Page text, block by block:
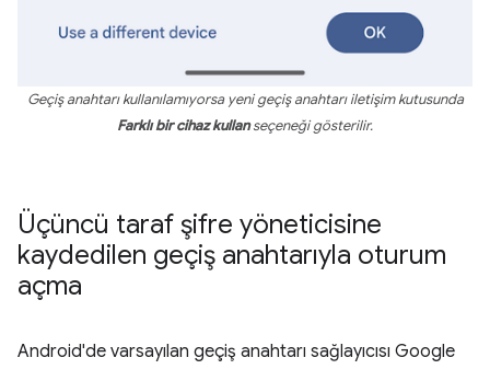
Geçiş anahtarı kullanılamıyorsa yeni geçiş anahtarı iletişim kutusunda
Farklı bir cihaz kullanseçeneği gösterilir.
Üçüncü taraf şifre yöneticisine
kaydedilen geçiş anahtarıyla oturum
açma
Android'de varsayılan geçiş anahtarı sağlayıcısı Google